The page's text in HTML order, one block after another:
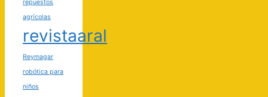
repuestos
agrícolas
revistaaral
Reymagar
robótica para
niños